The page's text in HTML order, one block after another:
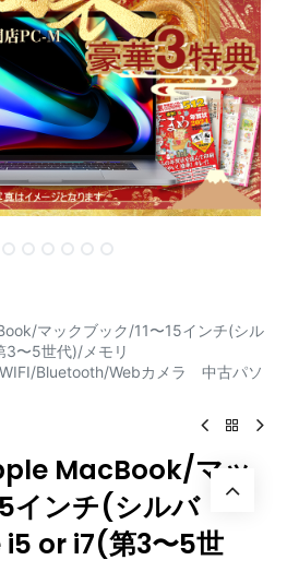
マックブック/11〜15インチ(シル
〜5世代)/メモリ
Bluetooth/Webカメラ 中古パソ
MacBook/マッ
インチ(シルバ
or i7(第3〜5世